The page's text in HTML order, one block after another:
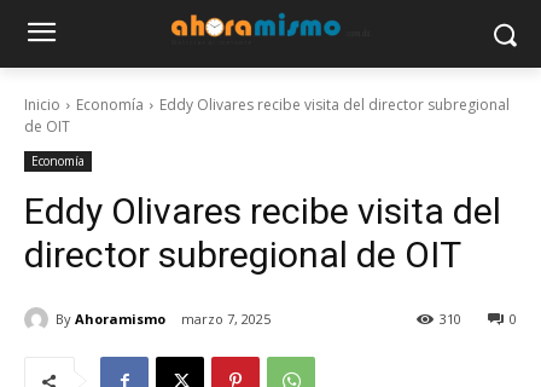
Inicio Economía
Eddy Olivares recibe visita del director subregional
de OIT
Economía
Eddy Olivares recibe visita del
director subregional de OIT
By Ahoramismo marzo 7, 2025 0
310